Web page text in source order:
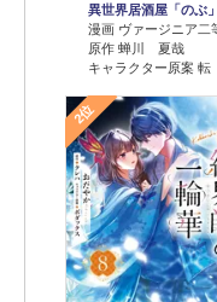
異世界居酒屋「のぶ
漫画 ヴァージニア二
原作 蝉川 夏哉
キャラクター原案 転
2位